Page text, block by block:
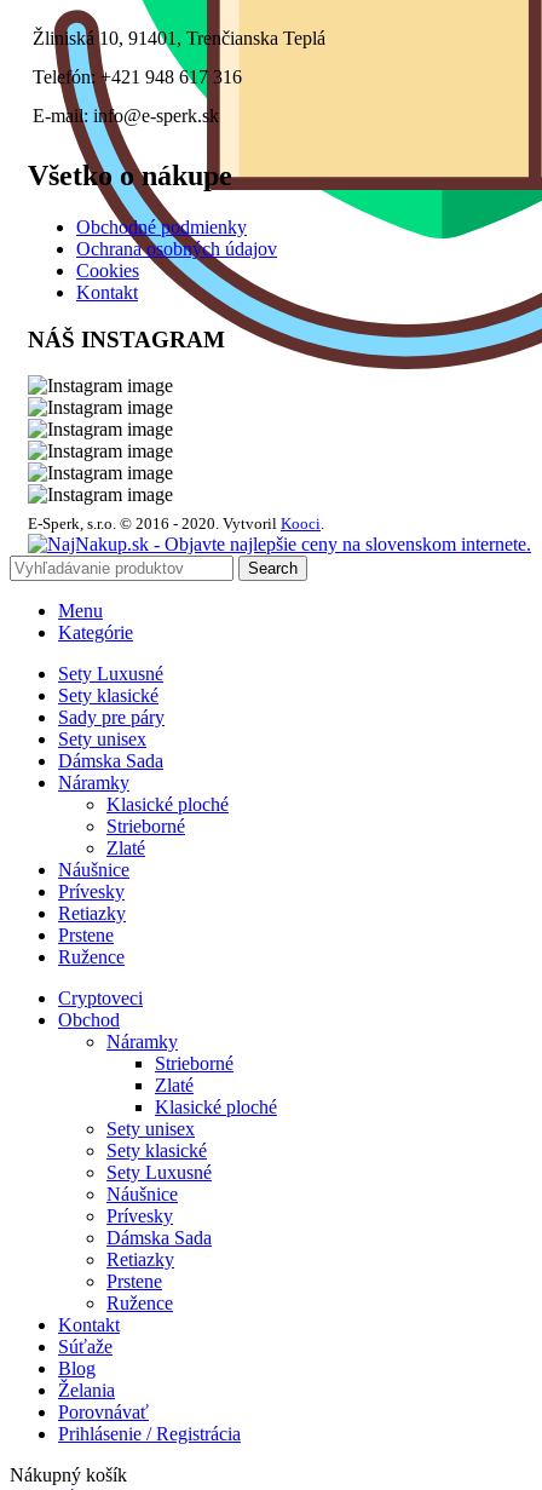
Žliniská 10, 91401, Trenčianska Teplá
Telefón: +421 948 617 316
E-mail: info@e-sperk.sk
Všetko o nákupe
Obchodné podmienky
Ochrana osobných údajov
Cookies
Kontakt
NÁŠ INSTAGRAM
E-Sperk, s.r.o. © 2016 - 2020. Vytvoril Kooci.
Search
Menu
Kategórie
Sety Luxusné
Sety klasické
Sady pre páry
Sety unisex
Dámska Sada
Náramky
Klasické ploché
Strieborné
Zlaté
Náušnice
Prívesky
Retiazky
Prstene
Ružence
Cryptoveci
Obchod
Náramky
Strieborné
Zlaté
Klasické ploché
Sety unisex
Sety klasické
Sety Luxusné
Náušnice
Prívesky
Dámska Sada
Retiazky
Prstene
Ružence
Kontakt
Súťaže
Blog
Želania
Porovnávať
Prihlásenie / Registrácia
Nákupný košík